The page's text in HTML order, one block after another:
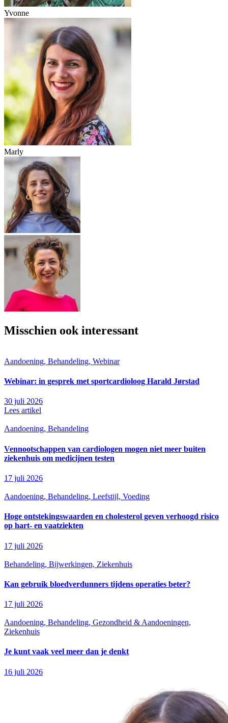
Yvonne
Marly
Misschien ook interessant
Aandoening, Behandeling, Webinar
Webinar: in gesprek met sportcardioloog Harald Jørstad
30 juli 2026
Lees artikel
Aandoening, Behandeling
Vennootschappen van cardiologen mogen niet meer buiten
ziekenhuis om medicijnen testen
17 juli 2026
Aandoening, Behandeling, Leefstijl, Voeding
Hoge ontstekingswaarden en cholesterol geven verhoogd risico
op hart- en vaatziekten
17 juli 2026
Behandeling, Bijwerkingen, Ziekenhuis
Kan gebruik bloedverdunners tijdens operaties beter?
17 juli 2026
Aandoening, Behandeling, Gezondheid & Aandoeningen,
Ziekenhuis
Je kunt vaak veel meer dan je denkt
16 juli 2026